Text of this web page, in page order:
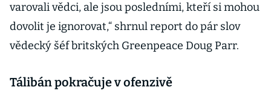
varovali vědci, ale jsou posledními, kteří si mohou
dovolit je ignorovat,“ shrnul report do pár slov
vědecký šéf britských Greenpeace Doug Parr.
Tálibán pokračuje v ofenzivě